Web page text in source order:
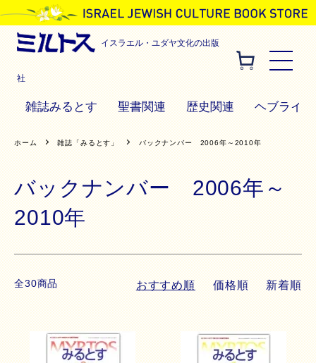
イスラエル・ユダヤ文化の出版
社
雑誌みるとす 聖書関連 歴史関連 ヘブライ
ホーム 雑誌「みるとす」 バックナンバー 2006年～2010年
バックナンバー 2006年～
2010年
全30商品 おすすめ順 価格順 新着順